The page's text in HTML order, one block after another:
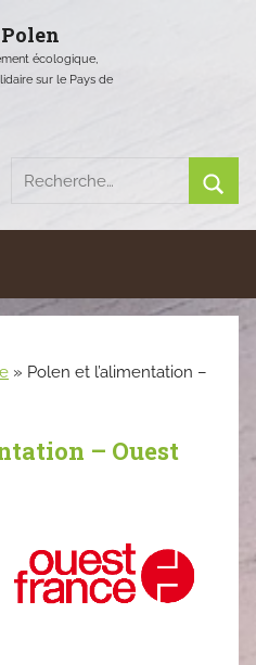
écologique,
sur le Pays de
Recherche
:
» Polen et l’alimentation –
– Ouest